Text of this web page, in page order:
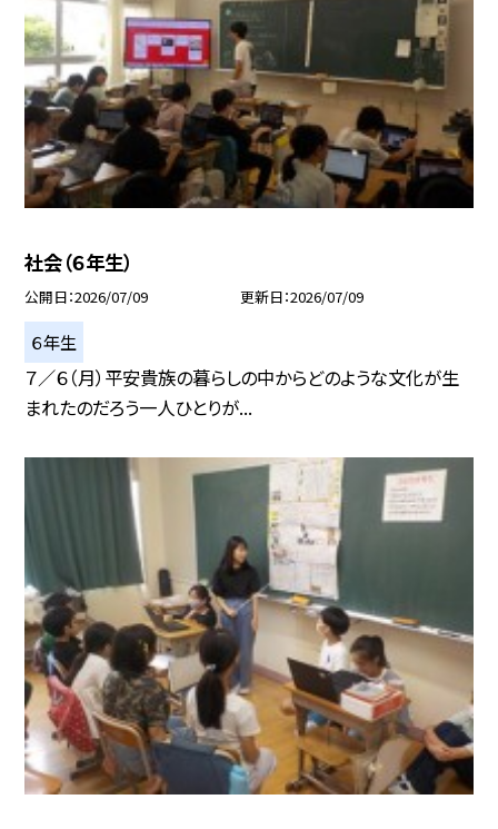
社会（６年生）
公開日 2026/07/09 更新日 2026/07/09
６年生
７／６（月）平安貴族の暮らしの中からどのような文化が生
まれたのだろう一人ひとりが...